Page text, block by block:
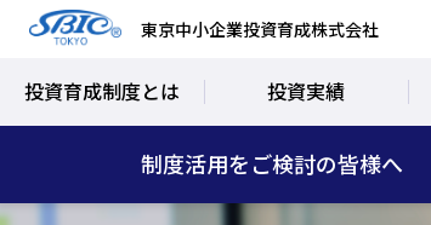
東京中小企業投資育成株式会社
投資育成制度とは 投資実績
制度活用をご検討の皆様へ